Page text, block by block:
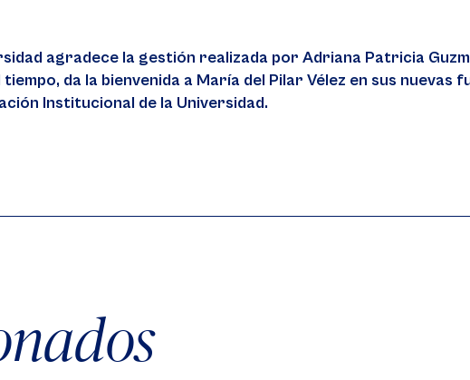
agradece la gestión realizada por Adriana Patricia
da la bienvenida a María del Pilar Vélez en sus
Institucional de la Universidad.